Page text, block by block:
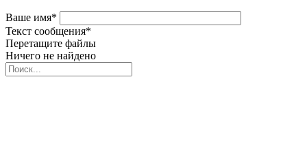
Ваше имя*
Текст сообщения*
Перетащите файлы
Ничего не найдено